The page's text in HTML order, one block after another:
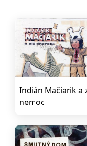
Indián Mačiarik a
nemoc